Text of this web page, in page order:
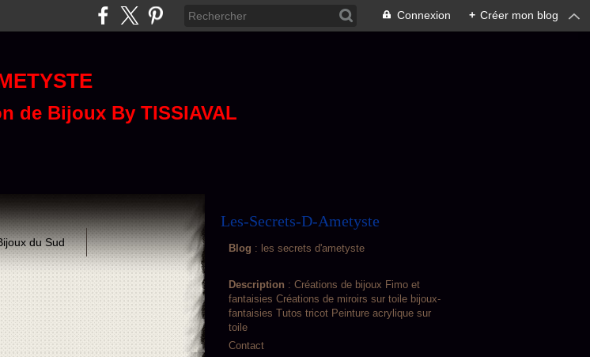
Connexion + Créer mon blog
Bijoux By TISSIAVAL
du Sud
Les-Secrets-D-Ametyste
Blog : les secrets d'ametyste
Description : Créations de bijoux Fimo et
fantaisies Créations de miroirs sur toile bijoux-
fantaisies Tutos tricot Peinture acrylique sur
toile
Contact